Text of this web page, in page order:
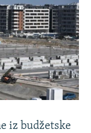
iz budžetske